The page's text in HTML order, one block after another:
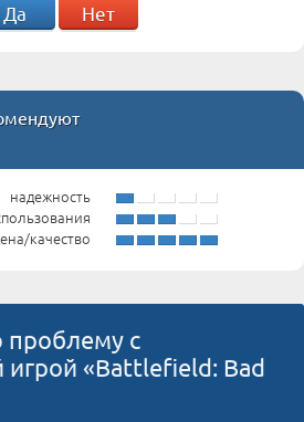
Да Нет
надежность
качество
проблему с
«Battlefield: Bad